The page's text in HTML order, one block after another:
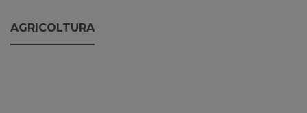
AGRICOLTURA